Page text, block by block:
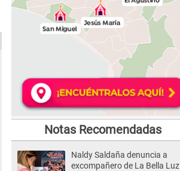
Notas Recomendadas
Naldy Saldaña denuncia a
excompañero de La Bella Luz